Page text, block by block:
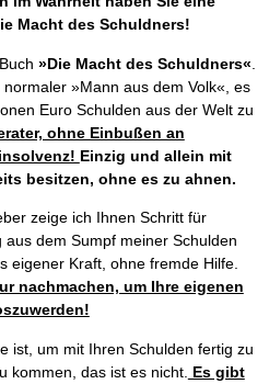
Macht des Schuldners!
»Die Macht des Schuldners«
»Mann aus dem Volk«, es
Euro Schulden aus der Welt zu
ohne Einbußen an
Einzig und allein mit
besitzen, ohne es zu ahnen.
zeige ich Ihnen Schritt für
dem Sumpf meiner Schulden
eigener Kraft, ohne fremde Hilfe.
nachmachen, um Ihre eigenen
ist, um mit Ihren Schulden fertig zu
kommen, das ist es nicht. Es gibt